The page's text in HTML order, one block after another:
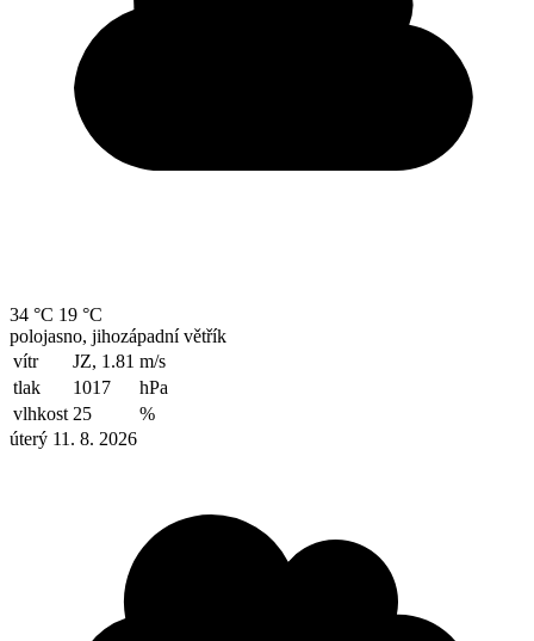
34 °C 19 °C
polojasno, jihozápadní větřík
vítr
JZ, 1.81 m/s
tlak
1017
hPa
vlhkost 25
%
úterý 11. 8. 2026